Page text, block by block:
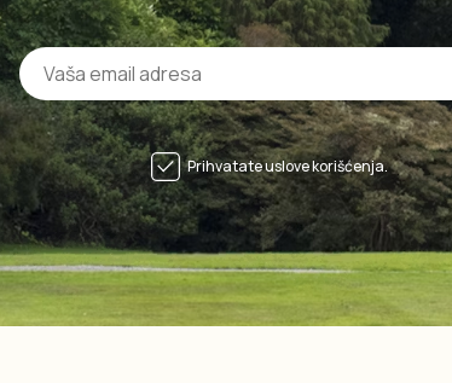
Prihvatate uslove korišćenja.